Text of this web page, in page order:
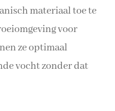
materiaal toe te
voor
ze optimaal
vocht zonder dat